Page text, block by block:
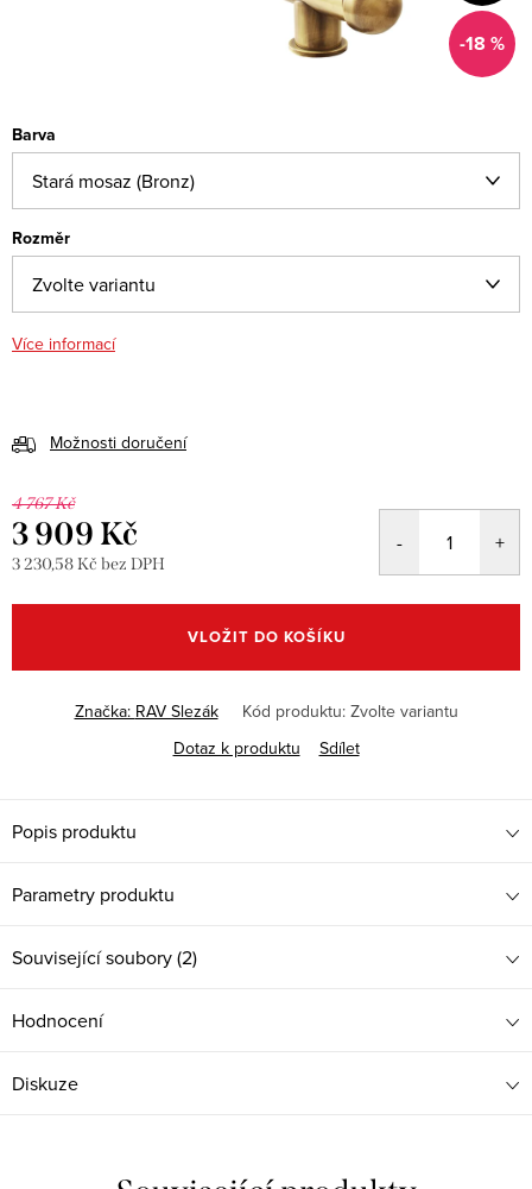
-18 %
Barva
Rozměr
Více informací
Možnosti doručení
4 767 Kč
3 909 Kč
3 230,58 Kč bez DPH
cena:
VLOŽIT DO KOŠÍKU
Značka: RAV Slezák Kód produktu: Zvolte variantu
Dotaz k produktu
Sdílet
Popis produktu
Parametry produktu
Související soubory (2)
Hodnocení
Diskuze